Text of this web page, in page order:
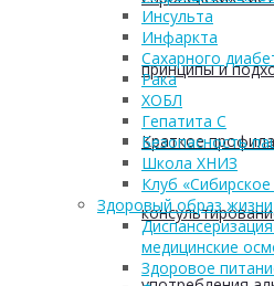
принципы и
Краткое
Инсульта
Инфаркта
Сахарного
Рака
ХОБЛ
Гепатита С
Безопасность
Школа ХНИЗ
Клуб
Здоровый образ жизни
медицинские
Здоровое